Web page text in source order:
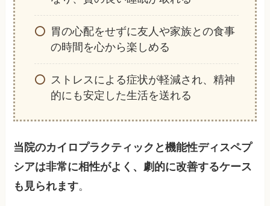
胃の心配をせずに友人や家族との食事
の時間を心から楽しめる
ストレスによる症状が軽減され、精神
的にも安定した生活を送れる
当院のカイロプラクティックと機能性ディスペプ
シアは非常に相性がよく、劇的に改善するケース
も見られます。